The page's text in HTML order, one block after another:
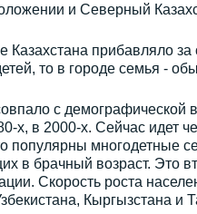
и Северный
прибавляло за
то в городе семья -
с демографической
х, в 2000-х. Сейчас идет
популярны многодетные
в брачный возраст. Это
Скорость роста
Кыргызстана и